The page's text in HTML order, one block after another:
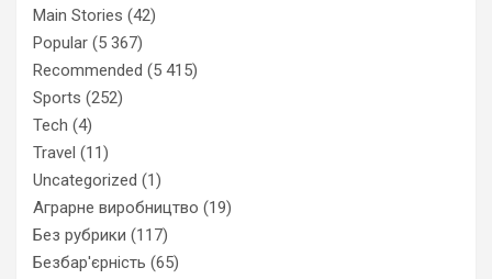
Main Stories (42)
Popular (5 367)
Recommended (5 415)
Sports (252)
Tech (4)
Travel (11)
Uncategorized (1)
Аграрне виробництво (19)
Без рубрики (117)
Безбар'єрність (65)